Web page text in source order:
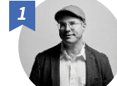
1위